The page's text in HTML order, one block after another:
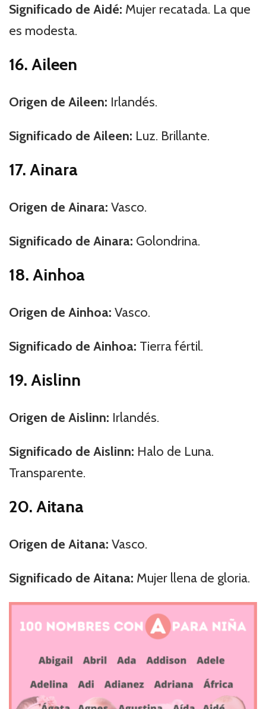
Significado de Aidé: Mujer recatada. La que
es modesta.
16. Aileen
Origen de Aileen: Irlandés.
Significado de Aileen: Luz. Brillante.
17. Ainara
Origen de Ainara: Vasco.
Significado de Ainara: Golondrina.
18. Ainhoa
Origen de Ainhoa: Vasco.
Significado de Ainhoa: Tierra fértil.
19. Aislinn
Origen de Aislinn: Irlandés.
Significado de Aislinn: Halo de Luna.
Transparente.
20. Aitana
Origen de Aitana: Vasco.
Significado de Aitana: Mujer llena de gloria.